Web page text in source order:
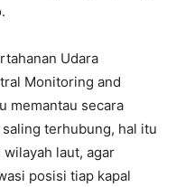
Udara
Monitoring and
memantau secara
terhubung, hal itu
laut, agar
posisi tiap kapal